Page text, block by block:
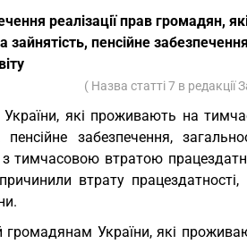
реалізації прав громадян,
зайнятість, пенсійне
( Назва статті 7 в редакції
які проживають на
забезпечення,
з тимчасовою втратою
втрату
громадянам України, які